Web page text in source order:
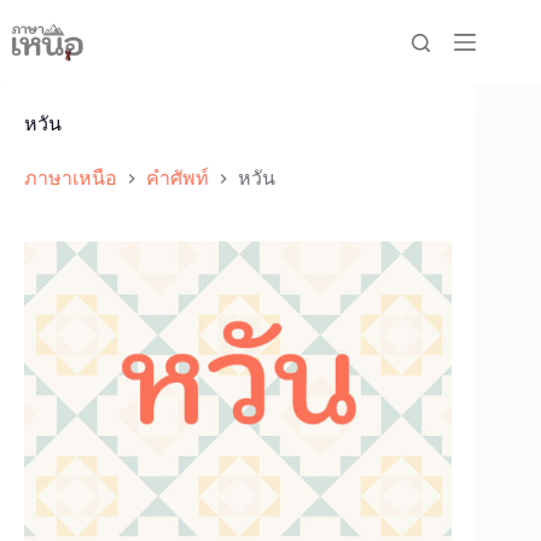
to
content
หวัน
ภาษาเหนือ คำศัพท์ หวัน